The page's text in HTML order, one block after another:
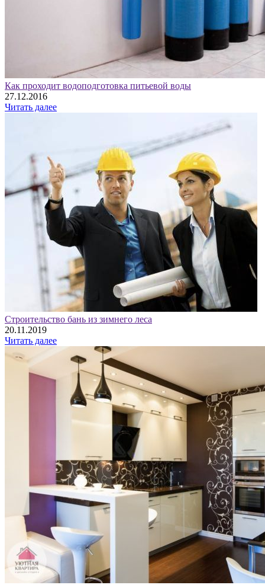
Как проходит водоподготовка питьевой воды
27.12.2016
Читать далее
Строительство бань из зимнего леса
20.11.2019
Читать далее